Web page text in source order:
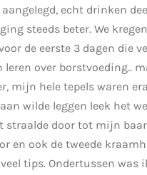
aangelegd, echt drinken
steeds beter. We
de eerste 3 dagen die
leren over borstvoeding..
mijn hele tepels waren
wilde leggen leek het
straalde door tot mijn
en ook de tweede
tips. Ondertussen was